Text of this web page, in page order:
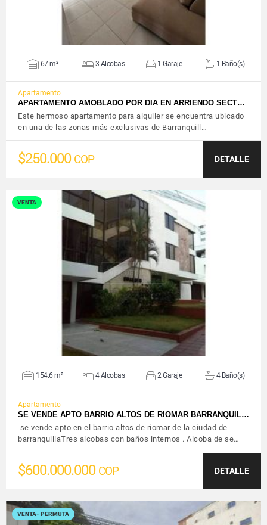
67 m² 3 Alcobas 1 Garaje 1 Baño(s)
Apartamento
APARTAMENTO AMOBLADO POR DIA EN ARRIENDO SECT…
Este hermoso apartamento para alquiler se encuentra ubicado
en una de las zonas más exclusivas de Barranquill…
$250.000 COP DETALLE
VENTA
VER DETALLES
154.6 m² 4 Alcobas 2 Garaje 4 Baño(s)
Apartamento
SE VENDE APTO BARRIO ALTOS DE RIOMAR BARRANQUIL…
se vende apto en el barrio altos de riomar de la ciudad de
barranquillaTres alcobas con baños internos . Alcoba de se…
$600.000.000 COP DETALLE
VENTA- PERMUTA